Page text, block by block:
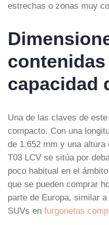
estrechas o zonas muy
capacidad
Una de las claves de
compacto. Con una
de 1.652 mm y una
T03 LCV se sitúa por
poco habitual en el
que se pueden comprar
parte de Europa, similar
SUVs en furgonetas